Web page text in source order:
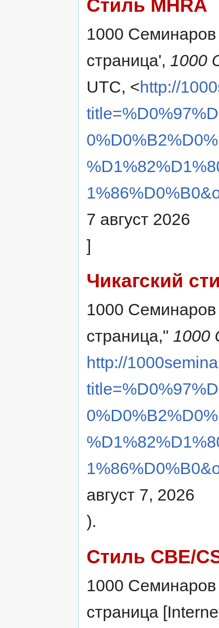
Стиль MHRA
1000 Семинаров
страница', 1000
UTC, <http://
7 август 2026
]
Чикагский
1000 Семинаров
страница," 1000
http://
август 7, 2026
).
Стиль CBE/
1000 Семинаров
страница